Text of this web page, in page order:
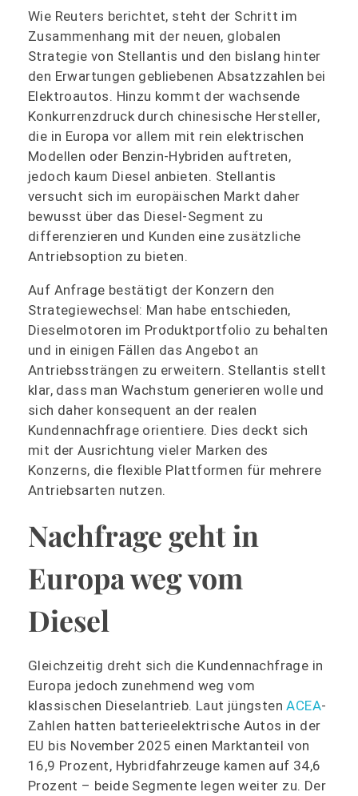
Wie Reuters berichtet, steht der Schritt im
Zusammenhang mit der neuen, globalen
Strategie von Stellantis und den bislang hinter
den Erwartungen gebliebenen Absatzzahlen bei
Elektroautos. Hinzu kommt der wachsende
Konkurrenzdruck durch chinesische Hersteller,
die in Europa vor allem mit rein elektrischen
Modellen oder Benzin-Hybriden auftreten,
jedoch kaum Diesel anbieten. Stellantis
versucht sich im europäischen Markt daher
bewusst über das Diesel-Segment zu
differenzieren und Kunden eine zusätzliche
Antriebsoption zu bieten.
Auf Anfrage bestätigt der Konzern den
Strategiewechsel: Man habe entschieden,
Dieselmotoren im Produktportfolio zu behalten
und in einigen Fällen das Angebot an
Antriebssträngen zu erweitern. Stellantis stellt
klar, dass man Wachstum generieren wolle und
sich daher konsequent an der realen
Kundennachfrage orientiere. Dies deckt sich
mit der Ausrichtung vieler Marken des
Konzerns, die flexible Plattformen für mehrere
Antriebsarten nutzen.
Nachfrage geht in
Europa weg vom
Diesel
Gleichzeitig dreht sich die Kundennachfrage in
Europa jedoch zunehmend weg vom
klassischen Dieselantrieb. Laut jüngstenACEA-
Zahlen hatten batterieelektrische Autos in der
EU bis November 2025 einen Marktanteil von
16,9 Prozent, Hybridfahrzeuge kamen auf 34,6
Prozent – beide Segmente legen weiter zu. Der